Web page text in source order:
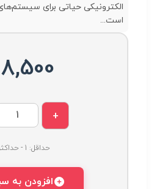
الکترونیکی حیاتی برای
است...
8,500
+
حداقل: 1 - حداکثر: 999
افزودن به